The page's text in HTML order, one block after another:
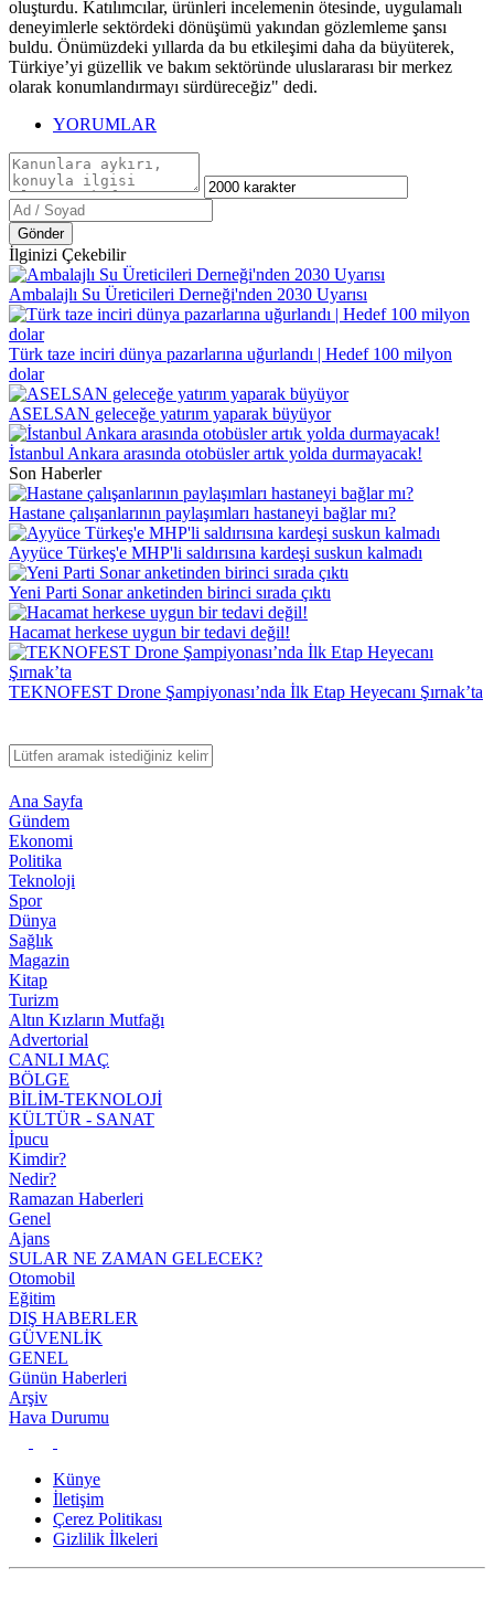
oluşturdu. Katılımcılar, ürünleri incelemenin ötesinde, uygulamalı
deneyimlerle sektördeki dönüşümü yakından gözlemleme şansı
buldu. Önümüzdeki yıllarda da bu etkileşimi daha da büyüterek,
Türkiye’yi güzellik ve bakım sektöründe uluslararası bir merkez
olarak konumlandırmayı sürdüreceğiz" dedi.
YORUMLAR
Gönder
İlginizi Çekebilir
Ambalajlı Su Üreticileri Derneği'nden 2030 Uyarısı
Türk taze inciri dünya pazarlarına uğurlandı | Hedef 100 milyon
dolar
ASELSAN geleceğe yatırım yaparak büyüyor
İstanbul Ankara arasında otobüsler artık yolda durmayacak!
Son Haberler
Hastane çalışanlarının paylaşımları hastaneyi bağlar mı?
Ayyüce Türkeş'e MHP'li saldırısına kardeşi suskun kalmadı
Yeni Parti Sonar anketinden birinci sırada çıktı
Hacamat herkese uygun bir tedavi değil!
TEKNOFEST Drone Şampiyonası’nda İlk Etap Heyecanı Şırnak’ta
Ana Sayfa
Gündem
Ekonomi
Politika
Teknoloji
Spor
Dünya
Sağlık
Magazin
Kitap
Turizm
Altın Kızların Mutfağı
Advertorial
CANLI MAÇ
BÖLGE
BİLİM-TEKNOLOJİ
KÜLTÜR - SANAT
İpucu
Kimdir?
Nedir?
Ramazan Haberleri
Genel
Ajans
SULAR NE ZAMAN GELECEK?
Otomobil
Eğitim
DIŞ HABERLER
GÜVENLİK
GENEL
Günün Haberleri
Arşiv
Hava Durumu
Künye
İletişim
Çerez Politikası
Gizlilik İlkeleri